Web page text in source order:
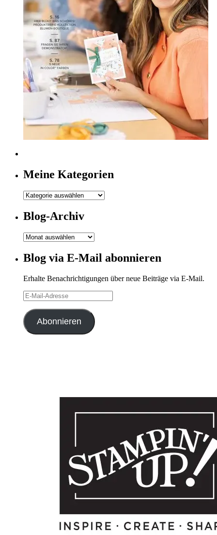
Meine Kategorien
Meine
Blog-Archiv
Blog-
Blog via E-Mail abonnieren
Erhalte Benachrichtigungen über neue Beiträge via E-Mail.
E-
Mail-
Adresse
Abonnieren